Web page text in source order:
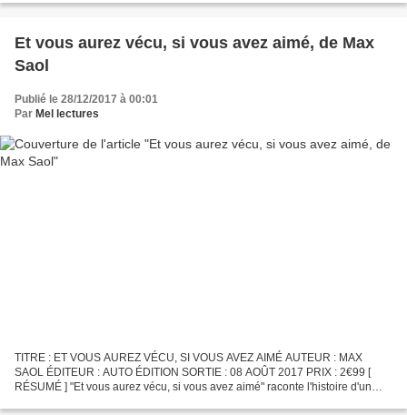
Et vous aurez vécu, si vous avez aimé, de Max
Saol
Publié le 28/12/2017 à 00:01
Par Mel lectures
TITRE : ET VOUS AUREZ VÉCU, SI VOUS AVEZ AIMÉ AUTEUR : MAX
SAOL ÉDITEUR : AUTO ÉDITION SORTIE : 08 AOÛT 2017 PRIX : 2€99 [
RÉSUMÉ ] "Et vous aurez vécu, si vous avez aimé" raconte l'histoire d'un